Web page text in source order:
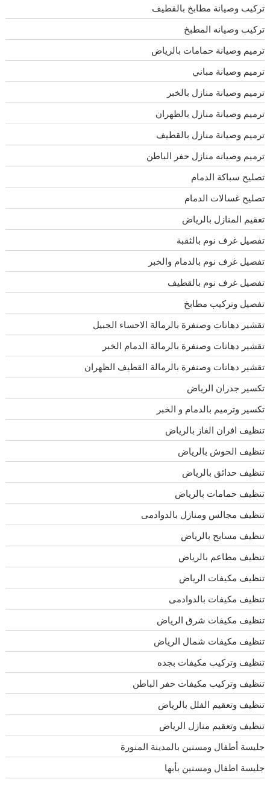
تركيب وصيانة مطابخ بالقطيف
تركيب وصيانه المطبخ
ترميم وصيانة حمامات بالرياض
ترميم وصيانة مباني
ترميم وصيانة منازل بالخبر
ترميم وصيانة منازل بالظهران
ترميم وصيانة منازل بالقطيف
ترميم وصيانه منازل حفر الباطن
تصليح سباكة الدمام
تصليح غسالات الدمام
تعقيم المنازل بالرياض
تفصيل غرف نوم بالثقبة
تفصيل غرف نوم بالدمام والخبر
تفصيل غرف نوم بالقطيف
تفصيل وتركيب مطابخ
تقشير دهانات وصنفرة بالرمالة الاحساء الجبيل
تقشير دهانات وصنفرة بالرمالة الدمام الخبر
تقشير دهانات وصنفرة بالرمالة القطيف الظهران
تكسير جدران الرياض
تكسير وترميم بالدمام و الخبر
تنظيف افران الغاز بالرياض
تنظيف الحوش بالرياض
تنظيف حدائق بالرياض
تنظيف حمامات بالرياض
تنظيف مجالس ومنازل بالدوادمى
تنظيف مسابح بالرياض
تنظيف مطاعم بالرياض
تنظيف مكيفات الرياض
تنظيف مكيفات بالدوادمى
تنظيف مكيفات شرق الرياض
تنظيف مكيفات شمال الرياض
تنظيف وتركيب مكيفات بجده
تنظيف وتركيب مكيفات حفر الباطن
تنظيف وتعقيم الفلل بالرياض
تنظيف وتعقيم منازل الرياض
جليسة أطفال ومسنين بالمدينة المنورة
جليسة اطفال ومسنين بأبها